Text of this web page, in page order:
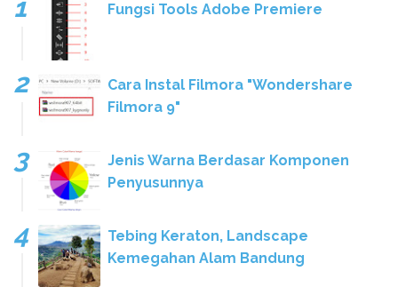
Fungsi Tools Adobe Premiere
Cara Instal Filmora "Wondershare
Filmora 9"
Jenis Warna Berdasar Komponen
Penyusunnya
Tebing Keraton, Landscape
Kemegahan Alam Bandung